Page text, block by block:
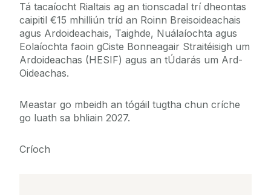
Tá tacaíocht Rialtais ag an tionscadal trí dheontas
caipitil €15 mhilliún tríd an Roinn Breisoideachais
agus Ardoideachais, Taighde, Nuálaíochta agus
Eolaíochta faoin gCiste Bonneagair Straitéisigh um
Ardoideachas (HESIF) agus an tÚdarás um Ard-
Oideachas.
Meastar go mbeidh an tógáil tugtha chun críche
go luath sa bhliain 2027.
Críoch